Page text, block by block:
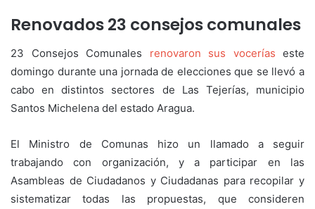
Renovados 23 consejos comunales
23 Consejos Comunales renovaron sus vocerías este
domingo durante una jornada de elecciones que se llevó a
cabo en distintos sectores de Las Tejerías, municipio
Santos Michelena del estado Aragua.
El Ministro de Comunas hizo un llamado a seguir
trabajando con organización, y a participar en las
Asambleas de Ciudadanos y Ciudadanas para recopilar y
sistematizar todas las propuestas, que consideren